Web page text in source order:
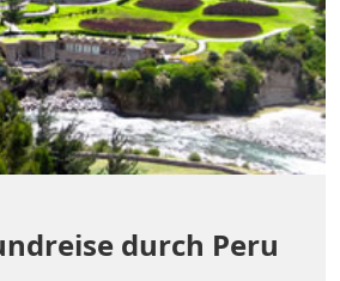
durch Peru